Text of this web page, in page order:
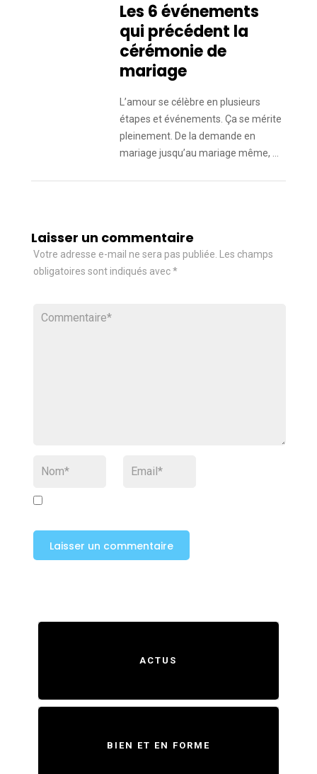
Les 6 événements
qui précédent la
cérémonie de
mariage
L’amour se célèbre en plusieurs
étapes et événements. Ça se mérite
pleinement. De la demande en
mariage jusqu’au mariage même, …
Laisser un commentaire
Votre adresse e-mail ne sera pas publiée.
Les champs
obligatoires sont indiqués avec*
ACTUS
BIEN ET EN FORME